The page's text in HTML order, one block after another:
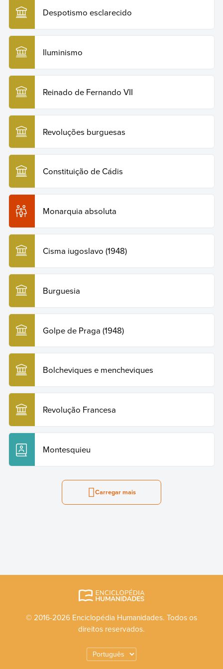
Despotismo esclarecido
Iluminismo
Reinado de Fernando VII
Revoluções burguesas
Constituição de Cádis
Monarquia absoluta
Cisma iugoslavo (1948)
Burguesia
Golpe de Praga (1948)
Bolcheviques e mencheviques
Revolução Francesa
Montesquieu
Carregar mais
© 2016-2026 Enciclopédia Humanidades. Todos os
direitos reservados.